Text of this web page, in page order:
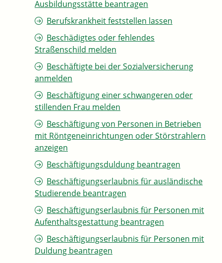
Ausbildungsstätte beantragen
Berufskrankheit feststellen lassen
Beschädigtes oder fehlendes
Straßenschild melden
Beschäftigte bei der Sozialversicherung
anmelden
Beschäftigung einer schwangeren oder
stillenden Frau melden
Beschäftigung von Personen in Betrieben
mit Röntgeneinrichtungen oder Störstrahlern
anzeigen
Beschäftigungsduldung beantragen
Beschäftigungserlaubnis für ausländische
Studierende beantragen
Beschäftigungserlaubnis für Personen mit
Aufenthaltsgestattung beantragen
Beschäftigungserlaubnis für Personen mit
Duldung beantragen